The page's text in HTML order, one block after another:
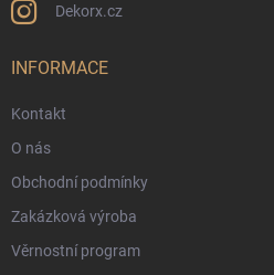
Dekorx.cz
INFORMACE
Kontakt
O nás
Obchodní podmínky
Zakázková výroba
Věrnostní program